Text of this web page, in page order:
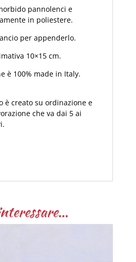
pannolenci e
in poliestere.
per appenderlo.
10×15 cm.
è 100% made in Italy.
è creato su ordinazione e
che va dai 5 ai